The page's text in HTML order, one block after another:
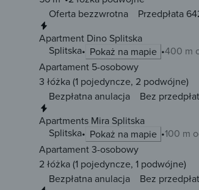
Oferta bezzwrotna
Przedpłata
Apartment Dino Splitska
Splitska
Pokaż na mapie 400 m
Apartament 5-osobowy
3 łóżka(1 pojedyncze, 2 podwójne)
Bezpłatna anulacja
Bez
Apartments Mira Splitska
Splitska
Pokaż na mapie 100 m
Apartament 3-osobowy
2 łóżka(1 pojedyncze, 1 podwójne)
Bezpłatna anulacja
Bez